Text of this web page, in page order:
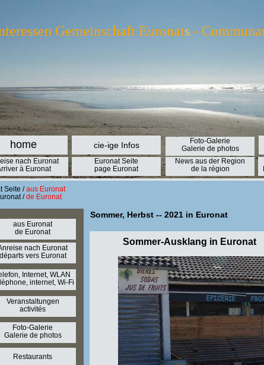
cie-ige Infos
Gemeinschaft Euronats -
Euronat Seite
page Euronat
News aus der Region
de la région
Foto-Galerie
Galerie de photos
nach Euronat
à Euronat
home
nach Euronat
départs vers Euronat
Internet, WLAN
internet, Wi-Fi
aus Euronat
de Euronat
Veranstaltungen
activités
Foto-Galerie
Galerie de photos
Restaurants
Seite /aus Euronat
/de Euronat
Sommer, Herbst -- 2021 in Euronat
Sommer-Ausklang in Euronat